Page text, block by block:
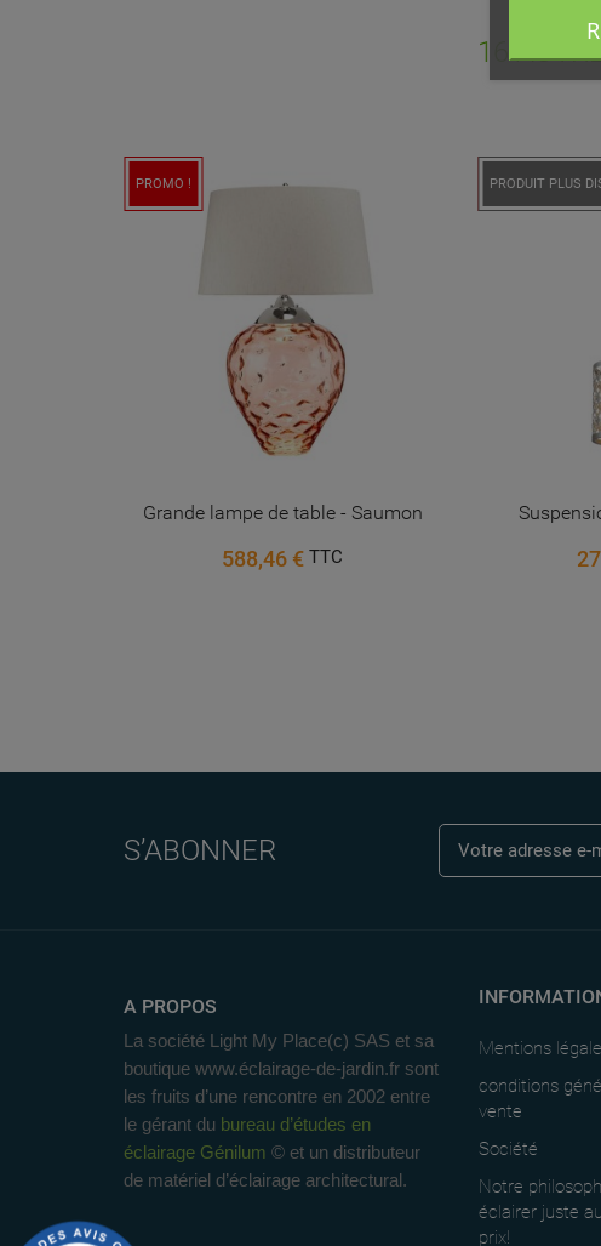
16
PROMO !
Grande lampe de table - Saumon
588,46 €TTC
PROMO !
PRODUIT PLUS
S’ABONNER
A PROPOS
La société Light My Place(c) SAS et sa
boutique www.éclairage-de-jardin.fr sont
les fruits d’une rencontre en 2002 entre
le gérant du bureau d’études en
éclairage Génilum © et un distributeur
de matériel d’éclairage architectural.
Mentions
conditions
vente
Société
Notre
éclairer juste
prix!
MY
NOM DE